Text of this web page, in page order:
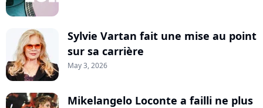
Sylvie Vartan fait une mise au point
sur sa carrière
May 3, 2026
Mikelangelo Loconte a failli ne plus